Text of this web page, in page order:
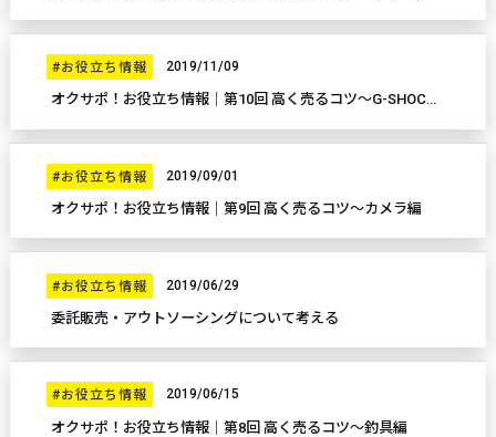
#お役立ち情報 2019/11/09
オクサポ！お役立ち情報｜第10回 高く売るコツ～G-SHOCK編
#お役立ち情報 2019/09/01
オクサポ！お役立ち情報｜第9回 高く売るコツ～カメラ編
#お役立ち情報 2019/06/29
委託販売・アウトソーシングについて考える
#お役立ち情報 2019/06/15
オクサポ！お役立ち情報｜第8回 高く売るコツ～釣具編